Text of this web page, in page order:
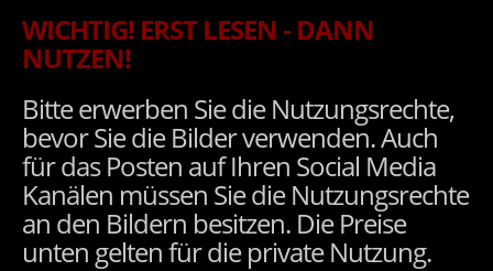
WICHTIG! ERST LESEN - DANN
NUTZEN!
Bitte erwerben Sie die Nutzungsrechte,
bevor Sie die Bilder verwenden. Auch
für das Posten auf Ihren Social Media
Kanälen müssen Sie die Nutzungsrechte
an den Bildern besitzen. Die Preise
unten gelten für die private Nutzung.